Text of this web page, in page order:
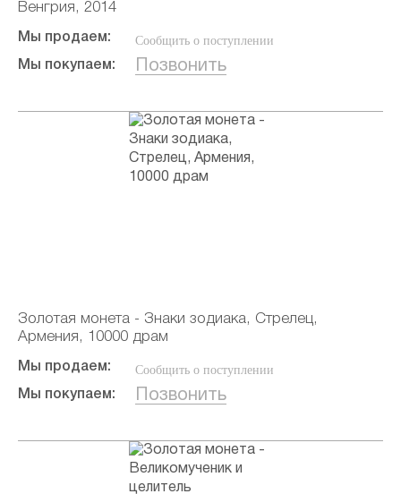
Венгрия, 2014
Мы продаем: Сообщить о поступлении
Мы покупаем: Позвонить
Золотая монета - Знаки зодиака, Стрелец,
Армения, 10000 драм
Мы продаем: Сообщить о поступлении
Мы покупаем: Позвонить